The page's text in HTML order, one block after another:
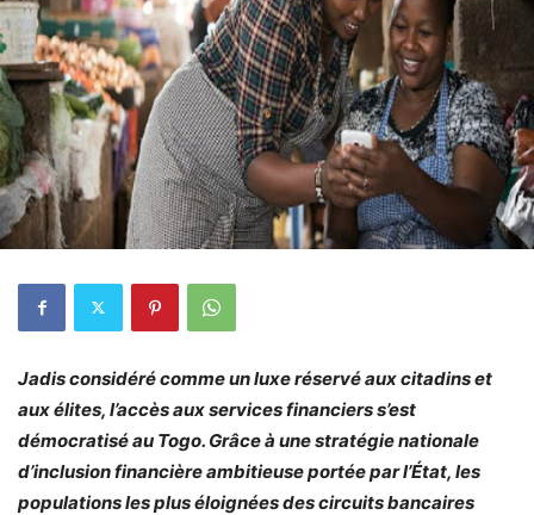
Jadis considéré comme un luxe réservé aux citadins et
aux élites, l’accès aux services financiers s’est
démocratisé au Togo. Grâce à une stratégie nationale
d’inclusion financière ambitieuse portée par l’État, les
populations les plus éloignées des circuits bancaires